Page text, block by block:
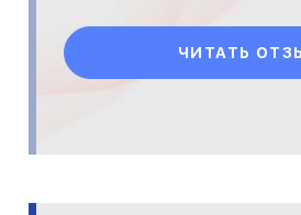
ЧИТАТЬ